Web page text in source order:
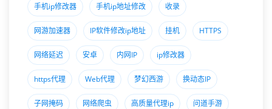
手机ip修改器 手机ip地址修改 收录
网游加速器 IP软件修改ip地址 挂机 HTTPS
网络延迟 安卓 内网IP ip修改器
https代理 Web代理 梦幻西游 换动态IP
子网掩码 网络爬虫 高质量代理ip 问道手游